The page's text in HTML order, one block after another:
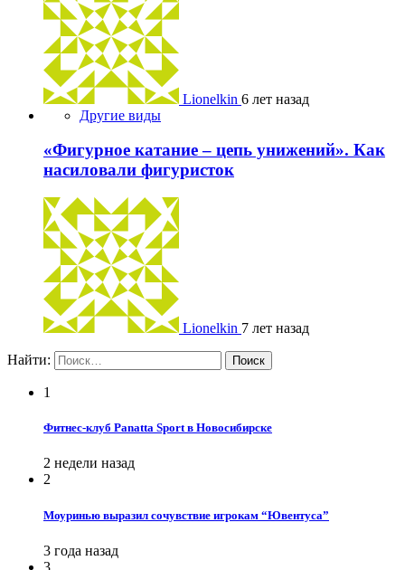
Lionelkin 6 лет назад
Другие виды
«Фигурное катание – цепь унижений». Как
насиловали фигуристок
Lionelkin 7 лет назад
Найти:
1
Фитнес-клуб Panatta Sport в Новосибирске
2 недели назад
2
Моуринью выразил сочувствие игрокам “Ювентуса”
3 года назад
3